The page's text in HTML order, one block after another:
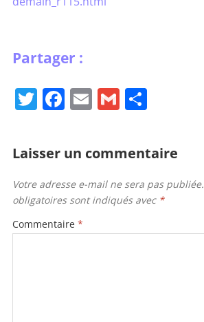
T
itt
er
F
c
e
b
o
o
E
ai
l
G
ai
l
P
ta
g
er
Laisser un commentaire
Votre adresse e-mail ne sera pas publiée.
obligatoires sont indiqués avec *
Commentaire *